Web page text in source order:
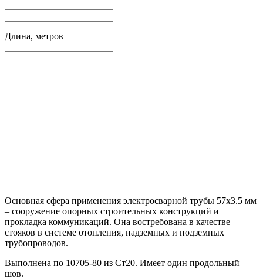
Длина, метров
Основная сфера применения электросварной трубы 57х3.5 мм
– сооружение опорных строительных конструкций и
прокладка коммуникаций. Она востребована в качестве
стояков в системе отопления, надземных и подземных
трубопроводов.
Выполнена по 10705-80 из Ст20. Имеет один продольный
шов.